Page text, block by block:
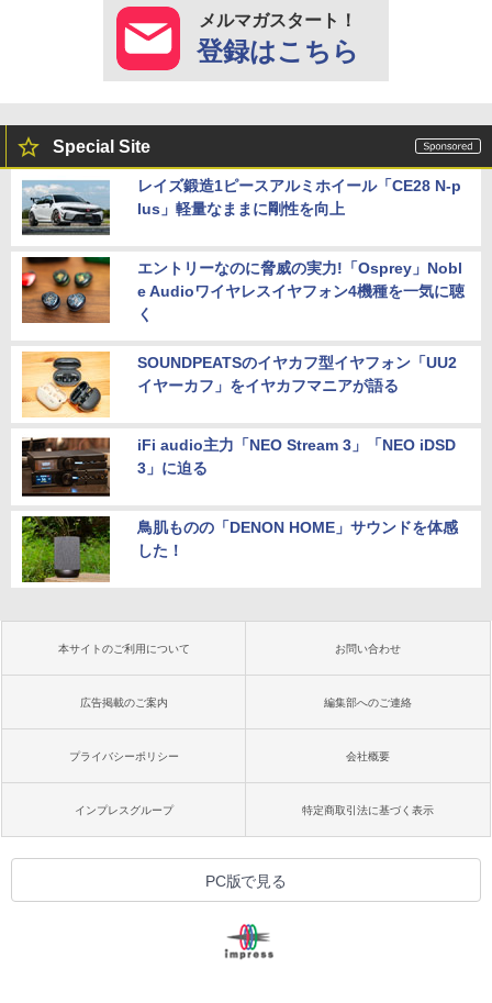
メルマガスタート！
登録はこちら
Special Site
レイズ鍛造1ピースアルミホイール「CE28 N-p
lus」軽量なままに剛性を向上
エントリーなのに脅威の実力!「Osprey」Nobl
e Audioワイヤレスイヤフォン4機種を一気に聴
く
SOUNDPEATSのイヤカフ型イヤフォン「UU2
イヤーカフ」をイヤカフマニアが語る
iFi audio主力「NEO Stream 3」「NEO iDSD
3」に迫る
鳥肌ものの「DENON HOME」サウンドを体感
した！
本サイトのご利用について お問い合わせ
広告掲載のご案内 編集部へのご連絡
プライバシーポリシー 会社概要
インプレスグループ 特定商取引法に基づく表示
PC版で見る